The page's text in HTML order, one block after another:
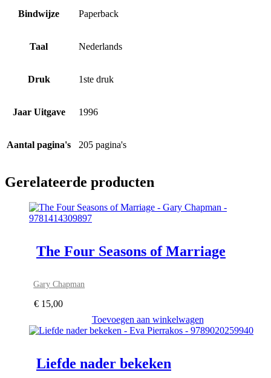
Bindwijze Paperback
Taal Nederlands
Druk 1ste druk
Jaar Uitgave 1996
Aantal pagina's 205 pagina's
Gerelateerde producten
The Four Seasons of Marriage
Gary Chapman
€ 15,00
Toevoegen aan winkelwagen
Liefde nader bekeken